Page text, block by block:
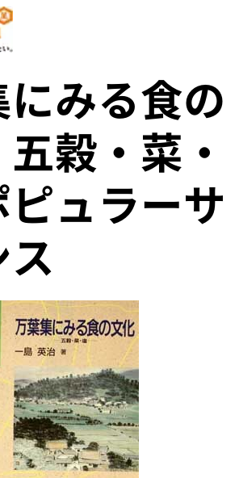
みる食の
穀・菜・
ュラーサ